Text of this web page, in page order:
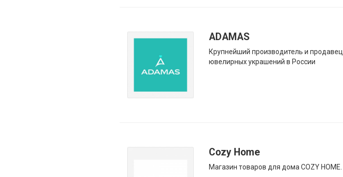
ADAMAS
Крупнейший производитель и продавец
ювелирных украшений в России
Cozy Home
Магазин товаров для дома COZY HOME.